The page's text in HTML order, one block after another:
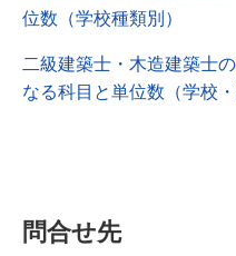
位数（学校種類別）
二級建築士・木造建築士
なる科目と単位数（学校・
問合せ先